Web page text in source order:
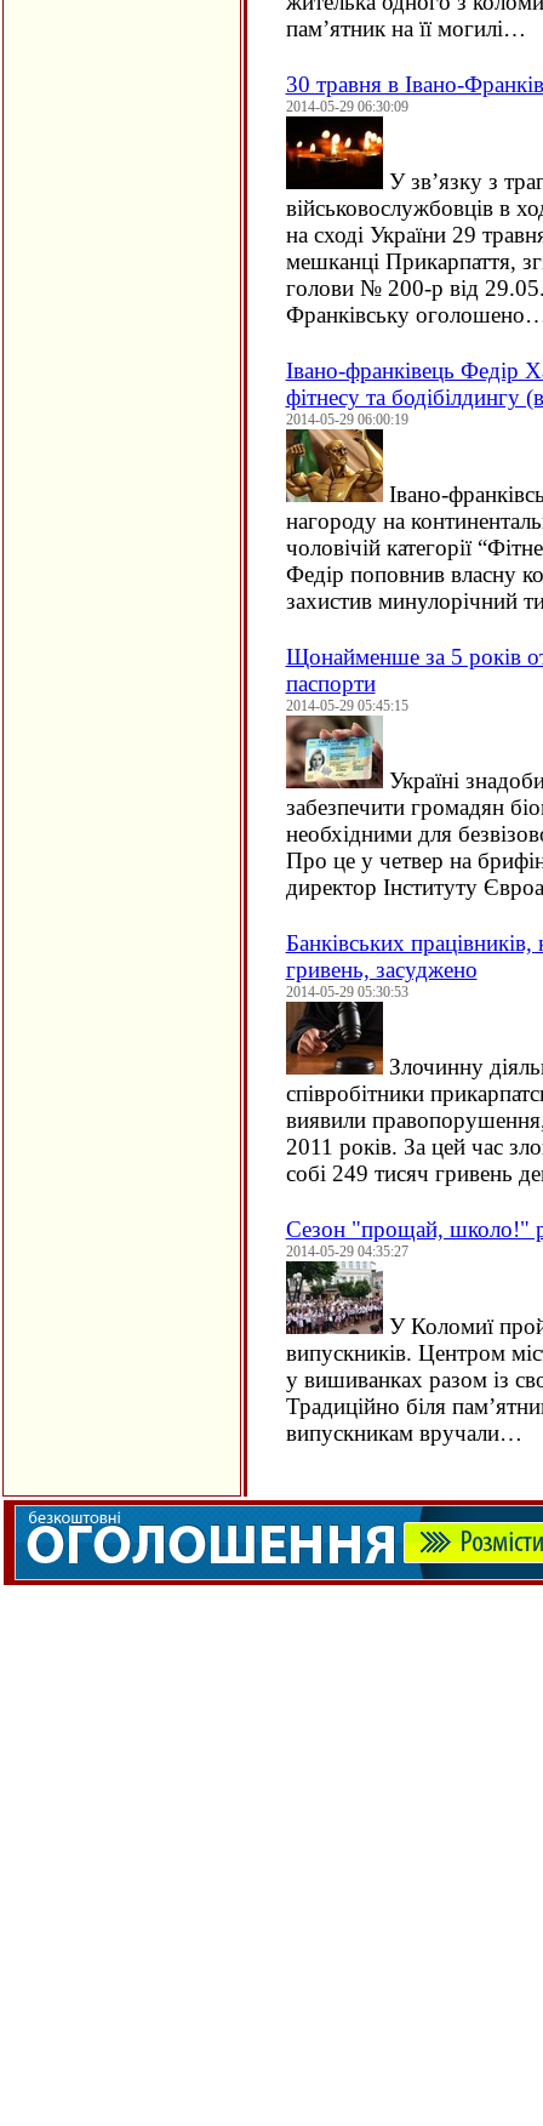
пам’ятник на її могилі…
30 травня в Івано-
2014-05-29 06:30:09
У зв’язку з
військовослужбовців в
на сході України 29
мешканці Прикарпаття,
голови № 200-р від
Франківську
Івано-франківець Федір
фітнесу та бодібілдингу
2014-05-29 06:00:19
Івано-
нагороду на
чоловічій категорії
Федір поповнив власну
захистив минулорічний
Щонайменше за 5 років
паспорти
2014-05-29 05:45:15
Україні
забезпечити громадян
необхідними для
Про це у четвер на
директор Інституту
Банківських
гривень, засуджено
2014-05-29 05:30:53
Злочинну
співробітники
виявили
2011 років. За цей час
собі 249 тисяч гривень
Сезон "прощай, школо!"
2014-05-29 04:35:27
У Коломиї
випускників. Центром
у вишиванках разом із
Традиційно біля
випускникам вручали…